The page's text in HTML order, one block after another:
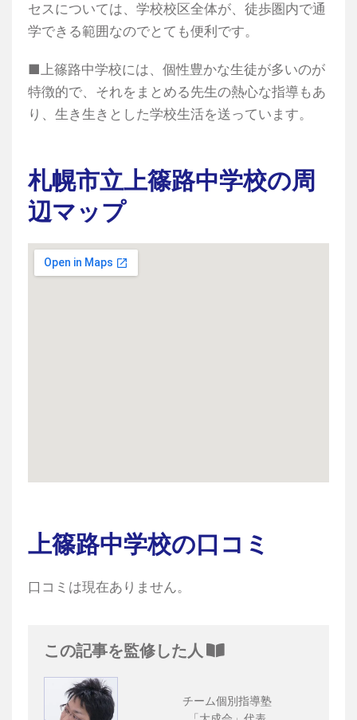
セスについては、学校校区全体が、徒歩圏内で通
学できる範囲なのでとても便利です。
■上篠路中学校には、個性豊かな生徒が多いのが
特徴的で、それをまとめる先生の熱心な指導もあ
り、生き生きとした学校生活を送っています。
札幌市立上篠路中学校の周
辺マップ
上篠路中学校の口コミ
口コミは現在ありません。
この記事を監修した人
チーム個別指導塾